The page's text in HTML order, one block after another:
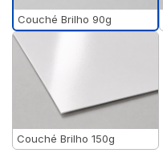
Couché Brilho 90g
Couché Brilho 150g